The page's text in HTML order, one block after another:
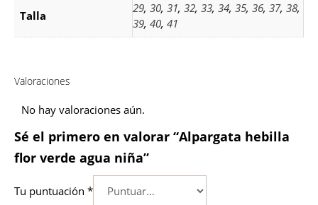
Talla
29, 30, 31, 32, 33, 34, 35, 36, 37, 38,
39, 40, 41
Valoraciones
No hay valoraciones aún.
Sé el primero en valorar “Alpargata hebilla
flor verde agua niña”
Tu puntuación *